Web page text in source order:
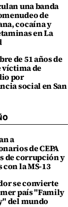
una banda
de
cocaína y
en La
de 51 años de
víctima de
por
social en San
a
de CEPA
de corrupción y
la MS-13
se convierte
país "Family
del mundo